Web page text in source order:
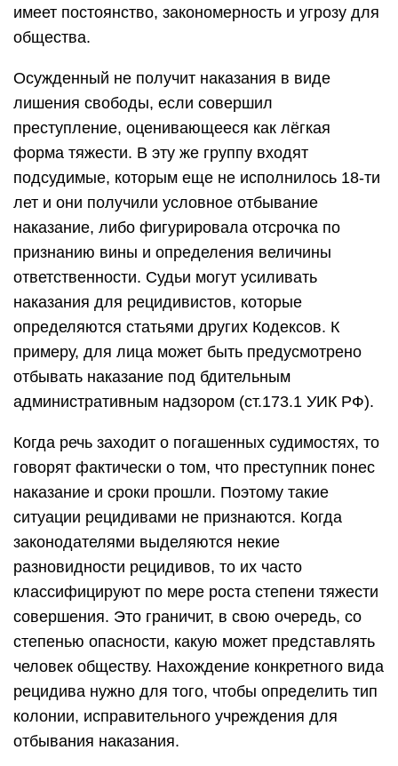
имеет постоянство, закономерность и угрозу для
общества.
Осужденный не получит наказания в виде
лишения свободы, если совершил
преступление, оценивающееся как лёгкая
форма тяжести. В эту же группу входят
подсудимые, которым еще не исполнилось 18-ти
лет и они получили условное отбывание
наказание, либо фигурировала отсрочка по
признанию вины и определения величины
ответственности. Судьи могут усиливать
наказания для рецидивистов, которые
определяются статьями других Кодексов. К
примеру, для лица может быть предусмотрено
отбывать наказание под бдительным
административным надзором (ст.173.1 УИК РФ).
Когда речь заходит о погашенных судимостях, то
говорят фактически о том, что преступник понес
наказание и сроки прошли. Поэтому такие
ситуации рецидивами не признаются. Когда
законодателями выделяются некие
разновидности рецидивов, то их часто
классифицируют по мере роста степени тяжести
совершения. Это граничит, в свою очередь, со
степенью опасности, какую может представлять
человек обществу. Нахождение конкретного вида
рецидива нужно для того, чтобы определить тип
колонии, исправительного учреждения для
отбывания наказания.